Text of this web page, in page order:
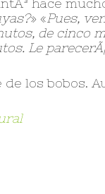
hace
» «Pues,
de cinco
Le
los bobos.